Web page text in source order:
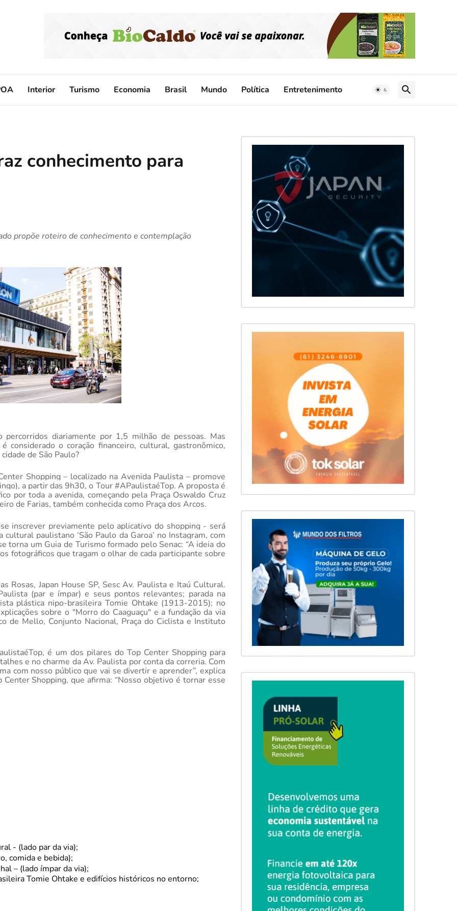
Interior Turismo Economia Brasil Mundo Política Entretenimento
conhecimento para
propõe roteiro de conhecimento e contemplação
diariamente por 1,5 milhão de pessoas. Mas
o coração financeiro, cultural, gastronômico,
de São Paulo?
Shopping – localizado na Avenida Paulista – promove
a partir das 9h30, o Tour #APaulistaéTop. A proposta é
por toda a avenida, começando pela Praça Oswaldo Cruz
de Farias, também conhecida como Praça dos Arcos.
inscrever previamente pelo aplicativo do shopping - será
paulistano ‘São Paulo da Garoa’ no Instagram, com
um Guia de Turismo formado pelo Senac: “A ideia do
fotográficos que tragam o olhar de cada participante sobre
Rosas, Japan House SP, Sesc Av. Paulista e Itaú Cultural.
(par e ímpar) e seus pontos relevantes; parada na
plástica nipo-brasileira Tomie Ohtake (1913-2015); no
sobre o "Morro do Caaguaçu" e a fundação da via
de Mello, Conjunto Nacional, Praça do Ciclista e Instituto
é um dos pilares do Top Center Shopping para
e no charme da Av. Paulista por conta da correria. Com
com nosso público que vai se divertir e aprender”, explica
Shopping, que afirma: “Nosso objetivo é tornar esse
- (lado par da via);
comida e bebida);
– (lado ímpar da via);
Tomie Ohtake e edifícios históricos no entorno;